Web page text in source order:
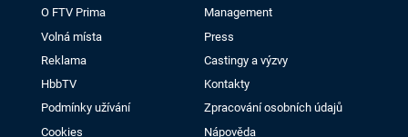
O FTV Prima
Management
Volná místa
Press
Reklama
Castingy a výzvy
HbbTV
Kontakty
Podmínky užívání
Zpracování osobních údajů
Cookies
Nápověda